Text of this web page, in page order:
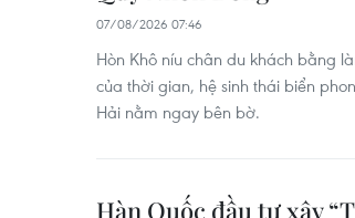
07/08/2026 07:46
Hòn Khô níu chân du khách bằng
của thời gian, hệ sinh thái biển
Hải nằm ngay bên bờ.
Hàn Quốc đầu tư xây